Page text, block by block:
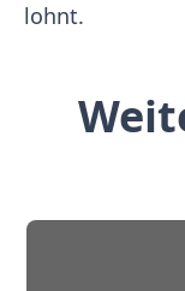
lohnt.